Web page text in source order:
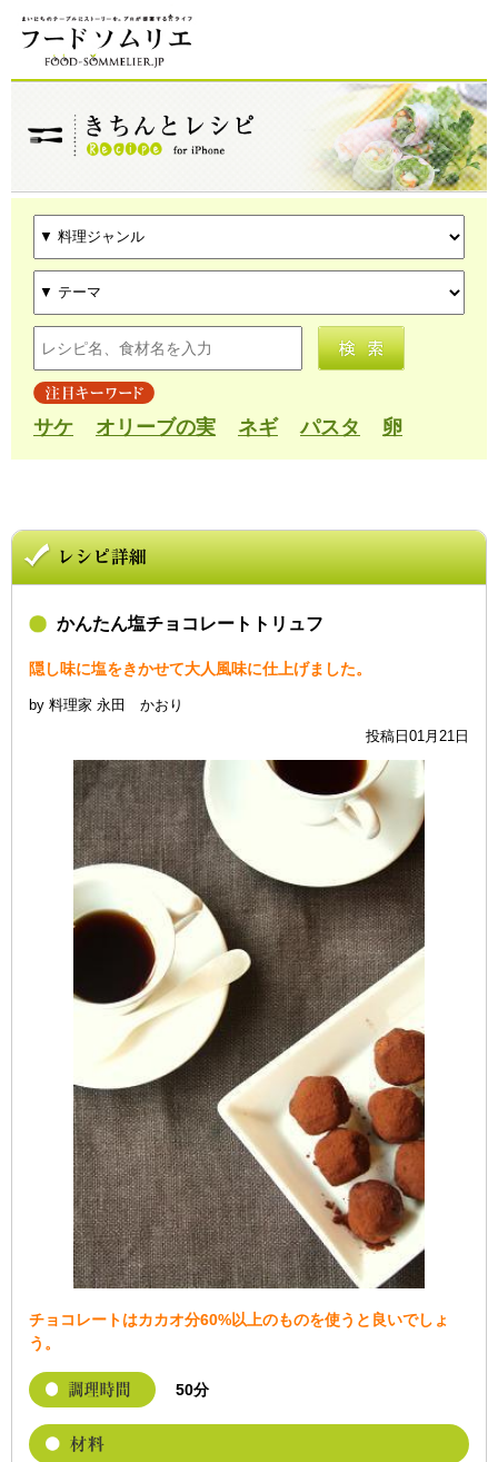
サケ オリーブの実 ネギ パスタ 卵
かんたん塩チョコレートトリュフ
隠し味に塩をきかせて大人風味に仕上げました。
by 料理家 永田 かおり
投稿日01月21日
チョコレートはカカオ分60%以上のものを使うと良いでしょ
う。
50分